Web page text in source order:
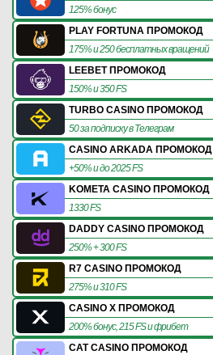
125% бонус
PLAY FORTUNA ПРОМОКОД
175% и 250 бесплатных вращений
LEEBET ПРОМОКОД
150% и 350 FS
TURBO CASINO ПРОМОКОД
50 за подписку в Телеграм
CASINO ARKADA ПРОМОКОД
+50% и до 2025 FS
KOMETA CASINO ПРОМОКОД
1330 FS
DADDY CASINO ПРОМОКОД
250% + 300 FS
R7 CASINO ПРОМОКОД
275% и 310 FS
CASINO X ПРОМОКОД
200% бонус, 215 FS и фрибет
CAT CASINO ПРОМОКОД